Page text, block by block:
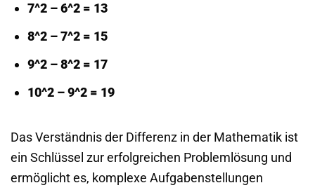
7^2 – 6^2 = 13
8^2 – 7^2 = 15
9^2 – 8^2 = 17
10^2 – 9^2 = 19
Das Verständnis der Differenz in der Mathematik ist
ein Schlüssel zur erfolgreichen Problemlösung und
ermöglicht es, komplexe Aufgabenstellungen